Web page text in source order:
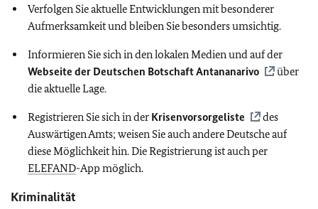
Verfolgen Sie aktuelle Entwicklungen mit besonderer
Aufmerksamkeit und bleiben Sie besonders umsichtig.
Informieren Sie sich in den lokalen Medien und auf der
Webseite der Deutschen Botschaft Antananarivo
über
die aktuelle Lage.
Registrieren Sie sich in der Krisenvorsorgeliste
des
Auswärtigen Amts; weisen Sie auch andere Deutsche auf
diese Möglichkeit hin. Die Registrierung ist auch per
ELEFAND-App möglich.
Kriminalität